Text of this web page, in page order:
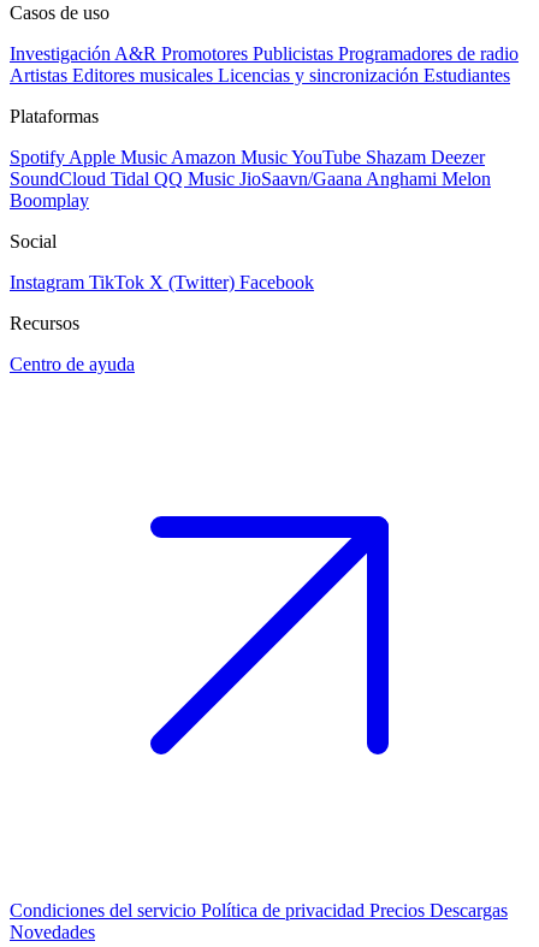
Casos de uso
Investigación A&R Promotores Publicistas Programadores de radio
Artistas Editores musicales Licencias y sincronización Estudiantes
Plataformas
Spotify Apple Music Amazon MusicYouTube Shazam Deezer
SoundCloud Tidal QQ Music JioSaavn/Gaana Anghami Melon
Boomplay
Social
Instagram TikTok X (Twitter) Facebook
Recursos
Centro de ayuda
Condiciones del servicio Política de privacidad Precios Descargas
Novedades